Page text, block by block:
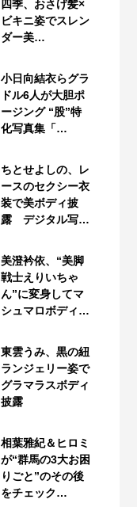
四季、おさげ髪×
ビキニ姿でスレン
ダー美…
小日向結衣らグラ
ドル6人が大胆ポ
ージング “股”特
化写真集「…
ちとせよしの、レ
ースのセクシー衣
装で美ボディ披
露 デジタル写…
美澄衿依、“美脚
戦士えりいちゃ
ん”に変身してマ
シュマロボディ…
東雲うみ、黒の紐
ランジェリー姿で
グラマラスボディ
披露
相葉雅紀＆ヒロミ
が“群馬の3大お困
りごと”のその後
をチェック…